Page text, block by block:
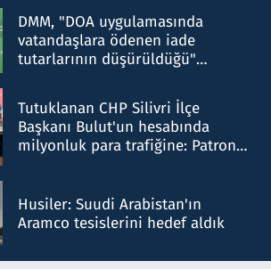
DMM, "DOA uygulamasında
vatandaşlara ödenen iade
tutarlarının düşürüldüğü"
Tutuklanan CHP Silivri İlçe
Başkanı Bulut'un hesabında
milyonluk para trafiğine: Patron
Husiler: Suudi Arabistan'ın
Aramco tesislerini hedef aldık